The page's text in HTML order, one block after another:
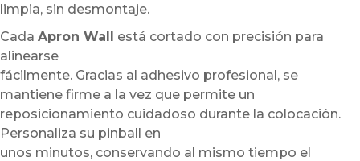
limpia, sin desmontaje.
Cada Apron Wall está cortado con precisión para
alinearse
fácilmente. Gracias al adhesivo profesional, se
mantiene firme a la vez que permite un
reposicionamiento cuidadoso durante la colocación.
Personaliza su pinball en
unos minutos, conservando al mismo tiempo el